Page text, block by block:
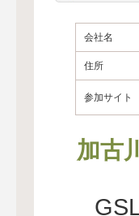
会社名
住所
参加サイト
加古